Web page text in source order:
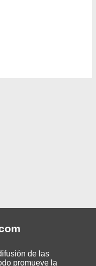
de las
promueve la